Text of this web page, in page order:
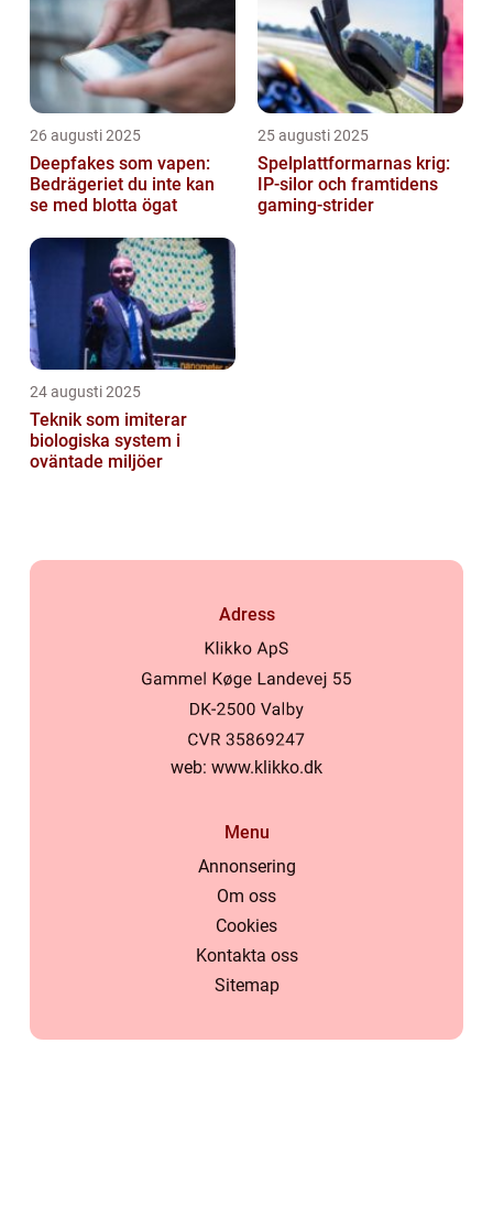
26 augusti 2025
Deepfakes som vapen:
Bedrägeriet du inte kan
se med blotta ögat
25 augusti 2025
Spelplattformarnas krig:
IP‑silor och framtidens
gaming‑strider
24 augusti 2025
Teknik som imiterar
biologiska system i
oväntade miljöer
Adress
web: www.klikko.dk
Menu
Annonsering
Om oss
Cookies
Kontakta oss
Sitemap